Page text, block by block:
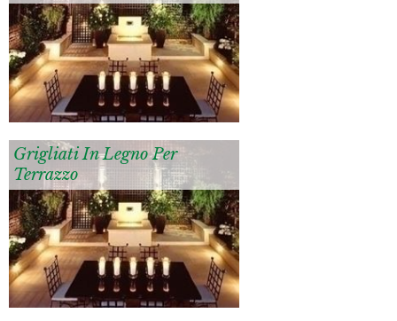
Grigliati In Legno Per
Terrazzo